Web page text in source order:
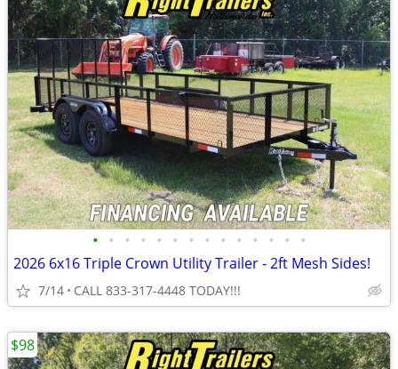
• • • • • • • • • • • • • •
2026 6x16 Triple Crown Utility Trailer - 2ft Mesh Sides!
7/14 CALL 833-317-4448 TODAY!!!
$98